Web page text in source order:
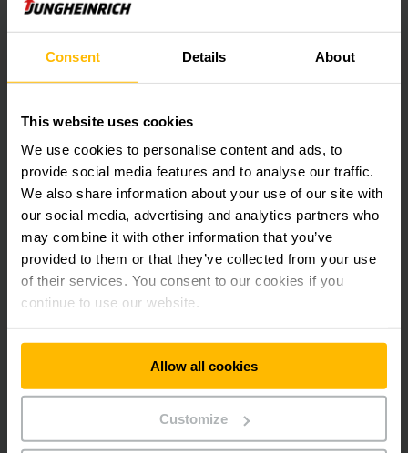
Consent Details About
This website uses cookies
We use cookies to personalise content and ads, to
provide social media features and to analyse our traffic.
We also share information about your use of our site with
our social media, advertising and analytics partners who
may combine it with other information that you’ve
provided to them or that they’ve collected from your use
of their services. You consent to our cookies if you
continue to use our website.
Allow all cookies
Customize